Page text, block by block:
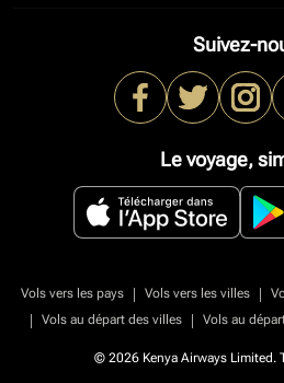
Suivez-
Le voyage,
Vols vers les pays | Vols vers les villes |
|
Vols au départ des villes | Vols au
© 2026 Kenya Airways Limited.